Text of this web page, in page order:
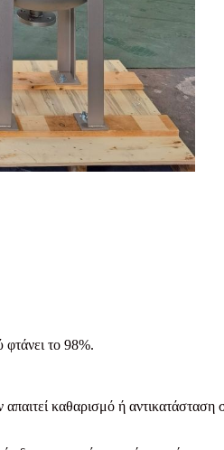
το 98%.
καθαρισμό ή αντικατάσταση